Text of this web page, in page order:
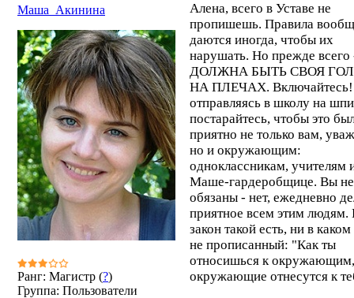
Маша_Акинина
Ранг: Магистр (?)
Группа: Пользователи
Алена, всего в Уставе не
пропишешь. Правила
даются иногда, чтобы их
нарушать. Но прежде всего
ДОЛЖНА БЫТЬ СВОЯ
НА ПЛЕЧАХ.
отправляясь в школу на
постарайтесь, чтобы это
приятно не только вам,
но и окружающим:
одноклассникам, учителям
Маше-гардеробщице. Вы не
обязаны - нет, ежедневно
приятное всем этим людям.
закон такой есть, ни в
не прописанный: "Как ты
относишься к окружающим,
окружающие отнесутся к